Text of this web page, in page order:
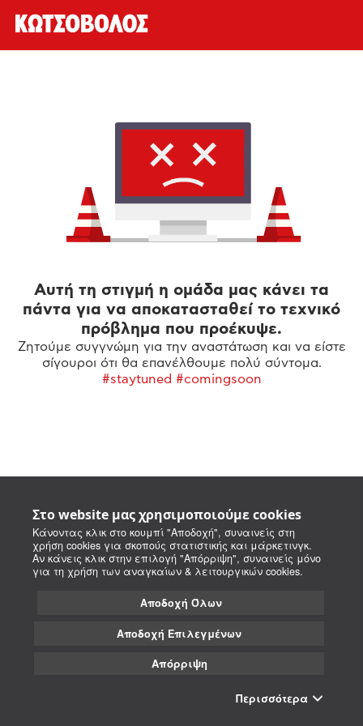
Στο website μας χρησιμοποιούμε cookies
Κάνοντας κλικ στο κουμπί "Αποδοχή", συναινείς στη
χρήση cookies για σκοπούς στατιστικής και μάρκετινγκ.
Αν κάνεις κλικ στην επιλογή "Απόρριψη", συναινείς μόνο
για τη χρήση των αναγκαίων & λειτουργικών cookies.
Αποδοχή Όλων
Αποδοχή Επιλεγμένων
Απόρριψη
Περισσότερα
Αυτή τη στιγμή η ομάδα μας κάνει τα
πάντα για να αποκατασταθεί το τεχνικό
πρόβλημα που προέκυψε.
Ζητούμε συγγνώμη για την αναστάτωση και να είστε
σίγουροι ότι θα επανέλθουμε πολύ σύντομα.
#staytuned #comingsoon